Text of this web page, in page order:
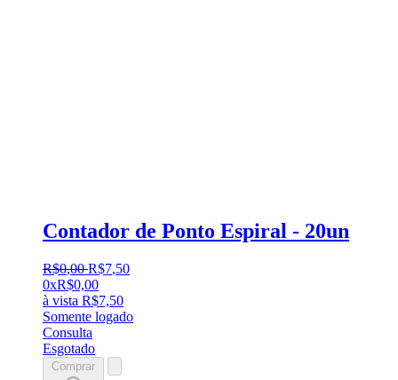
Contador de Ponto Espiral - 20un
R$0,00 R$7,50
0xR$0,00
à vista R$7,50
Somente logado
Consulta
Esgotado
Comprar